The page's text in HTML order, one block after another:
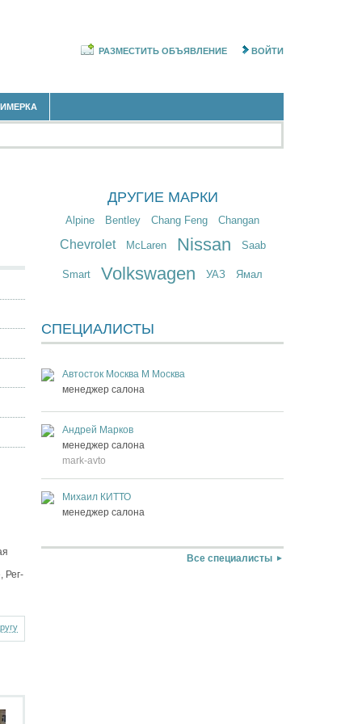
РАЗМЕСТИТЬ ОБЪЯВЛЕНИЕ ВОЙТИ
Рег-
ДРУГИЕ МАРКИ
Alpine Bentley Chang Feng Changan
Chevrolet McLaren Nissan Saab
Smart Volkswagen УАЗ Ямал
СПЕЦИАЛИСТЫ
Автосток Москва М Москва
менеджер салона
Андрей Марков
менеджер салона
mark-avto
Михаил КИТТО
менеджер салона
Все специалисты